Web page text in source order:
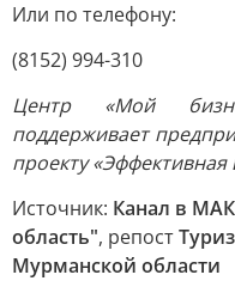
Или по телефону:
(8152) 994-310
Центр «Мой
поддерживает
проекту
Источник: Канал в
область", репост
Мурманской области